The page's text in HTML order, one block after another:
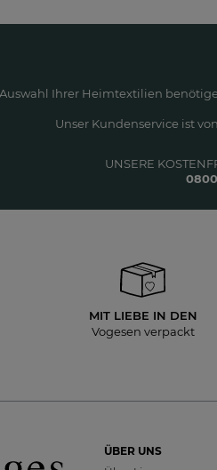
Ihrer Heimtextilien
Unser Kundenservice ist
UNSERE
0800
MIT LIEBE IN DEN
Vogesen verpackt
ÜBER UNS